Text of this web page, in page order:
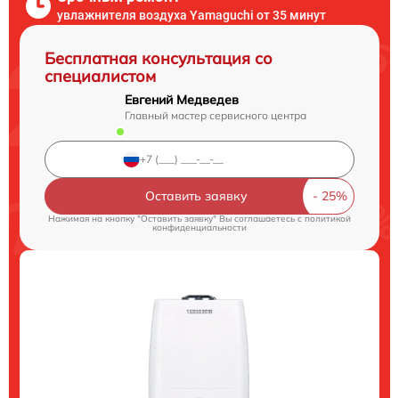
увлажнителя воздуха Yamaguchi от 35 минут
Бесплатная консультация со
специалистом
Евгений Медведев
Главный мастер сервисного центра
Оставить заявку
Нажимая на кнопку "Оставить заявку" Вы соглашаетесь cполитикой
конфиденциальности